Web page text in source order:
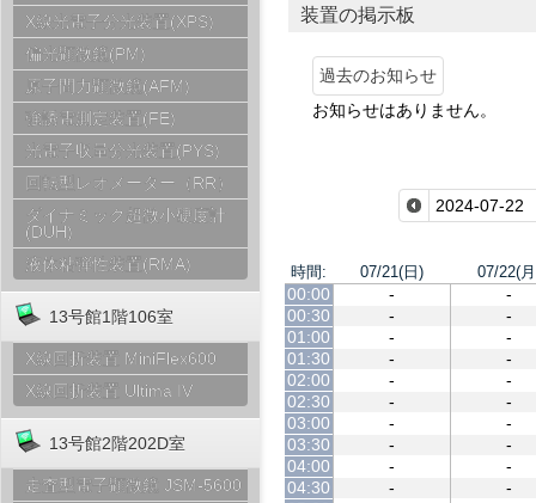
X線光電子分光装置(XPS)
偏光顕微鏡(PM)
原子間力顕微鏡(AFM)
強誘電測定装置(FE)
光電子収量分光装置(PYS)
回転型レオメーター（RR）
ダイナミック超微小硬度計
(DUH)
液体粘弾性装置(RMA)
13号館1階106室
X線回折装置 MiniFlex600
X線回折装置 Ultima IV
13号館2階202D室
走査型電子顕微鏡 JSM-5600
装置の掲示板
過去のお知らせ
お知らせはありません。
時間: 07/21(日) 07/22(
00:00 -
-
00:30
-
-
01:00
-
-
01:30
-
-
02:00
-
-
02:30
-
-
03:00
-
-
03:30
-
-
04:00
-
-
04:30
-
-